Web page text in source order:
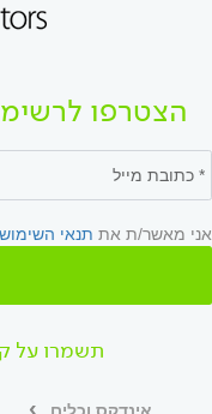
הצטרפו
אני מאשר/ת את תנאי השימוש
תשמרו על